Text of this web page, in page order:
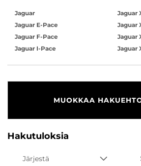
Jaguar
Jaguar E-Pace
Jaguar F-Pace
Jaguar I-Pace
Jaguar
Jaguar
Jaguar
Jaguar
MUOKKAA
Hakutuloksia
Järjestä